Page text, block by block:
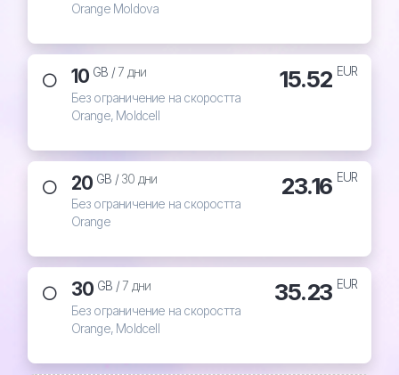
Orange Moldova
10 GB /7 дни
Без ограничение на скоростта
Orange, Moldcell
15.52 EUR
20 GB /30 дни
Без ограничение на скоростта
Orange
23.16 EUR
30 GB /7 дни
Без ограничение на скоростта
Orange, Moldcell
35.23 EUR